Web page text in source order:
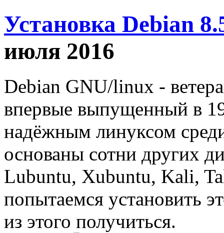
Установка Debian
июля 2016
Debian GNU/linux -
впервые выпущенный в
надёжным линуксом
основаны сотни других
Lubuntu, Xubuntu, Kali,
попытаемся установить
из этого получиться.